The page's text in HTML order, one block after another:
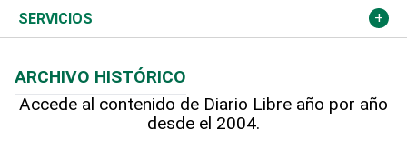
Resto del mundo
Economía personal
Podcast Arte Libre
Hablando con el pediatra
Más deportes
Línea de hit
Columnistas
Cambio climático
Opinión
Hecho en casa
SERVICIOS
Cumpleaños
ARCHIVO HISTÓRICO
Accede al contenido de Diario Libre año por año
desde el 2004.